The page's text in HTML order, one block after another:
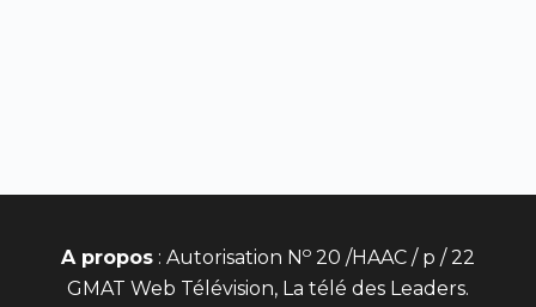
A propos: Autorisation N o20 /HAAC / p / 22
GMAT Web Télévision, La télé des Leaders.